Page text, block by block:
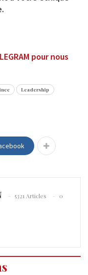
pour nous
Leadership
5321 Articles
0